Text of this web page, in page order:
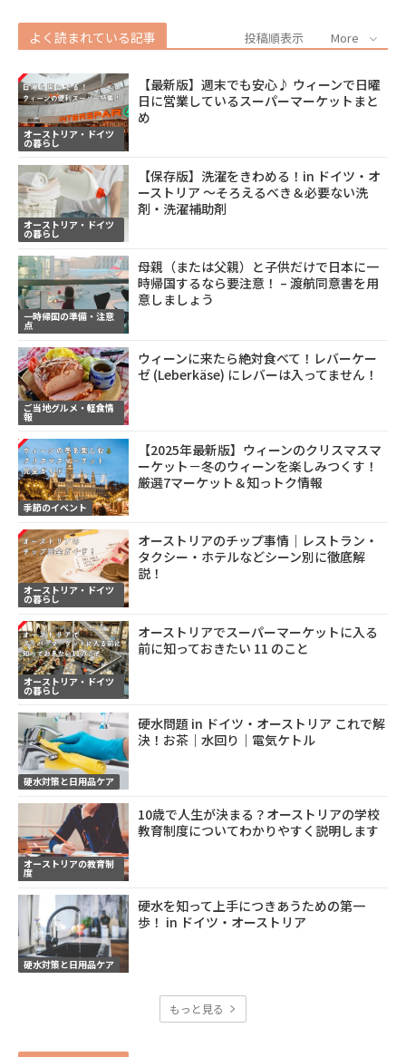
よく読まれている記事 投稿順表示 More
オーストリア・ドイツ
の暮らし
【最新版】週末でも安心♪ ウィーンで日曜
日に営業しているスーパーマーケットまと
め
オーストリア・ドイツ
の暮らし
【保存版】洗濯をきわめる！in ドイツ・オ
ーストリア ～そろえるべき＆必要ない洗
剤・洗濯補助剤
一時帰国の準備・注意
点
母親（または父親）と子供だけで日本に一
時帰国するなら要注意！ – 渡航同意書を用
意しましょう
ご当地グルメ・軽食情
報
ウィーンに来たら絶対食べて！レバーケー
ゼ (Leberkäse) にレバーは入ってません！
季節のイベント
【2025年最新版】ウィーンのクリスマスマ
ーケット－冬のウィーンを楽しみつくす！
厳選7マーケット＆知っトク情報
オーストリア・ドイツ
の暮らし
オーストリアのチップ事情｜レストラン・
タクシー・ホテルなどシーン別に徹底解
説！
オーストリア・ドイツ
の暮らし
オーストリアでスーパーマーケットに入る
前に知っておきたい 11 のこと
硬水対策と日用品ケア
硬水問題 in ドイツ・オーストリア これで解
決！お茶｜水回り｜電気ケトル
オーストリアの教育制
度
10歳で人生が決まる？オーストリアの学校
教育制度についてわかりやすく説明します
硬水対策と日用品ケア
硬水を知って上手につきあうための第一
歩！ in ドイツ・オーストリア
もっと見る